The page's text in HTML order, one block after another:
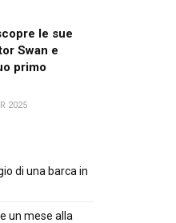
le sue
Swan e
primo
2025
di una barca in
un mese alla